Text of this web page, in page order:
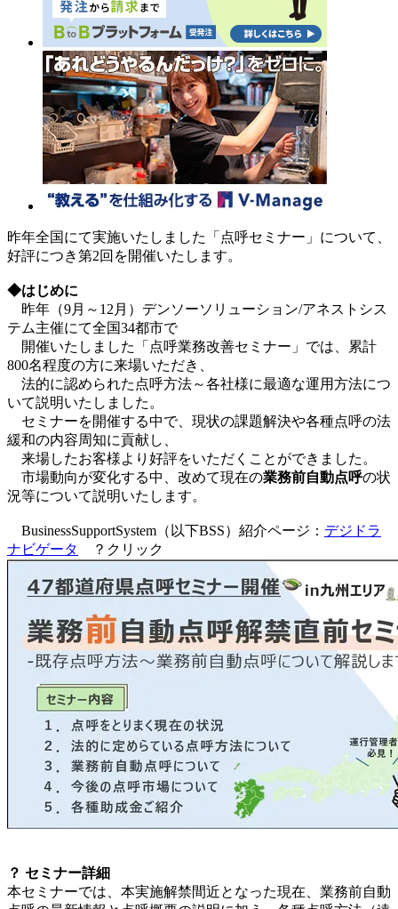
昨年全国にて実施いたしました「点呼セミナー」について、
好評につき第2回を開催いたします。
◆はじめに
昨年（9月～12月）デンソーソリューション/アネストシス
テム主催にて全国34都市で
開催いたしました「点呼業務改善セミナー」では、累計
800名程度の方に来場いただき、
法的に認められた点呼方法～各社様に最適な運用方法につ
いて説明いたしました。
セミナーを開催する中で、現状の課題解決や各種点呼の法
緩和の内容周知に貢献し、
来場したお客様より好評をいただくことができました。
市場動向が変化する中、改めて現在の業務前自動点呼の状
況等について説明いたします。
BusinessSupportSystem（以下BSS）紹介ページ： デジドラ
ナビゲータ
？クリック
？ セミナー詳細
本セミナーでは、本実施解禁間近となった現在、業務前自動